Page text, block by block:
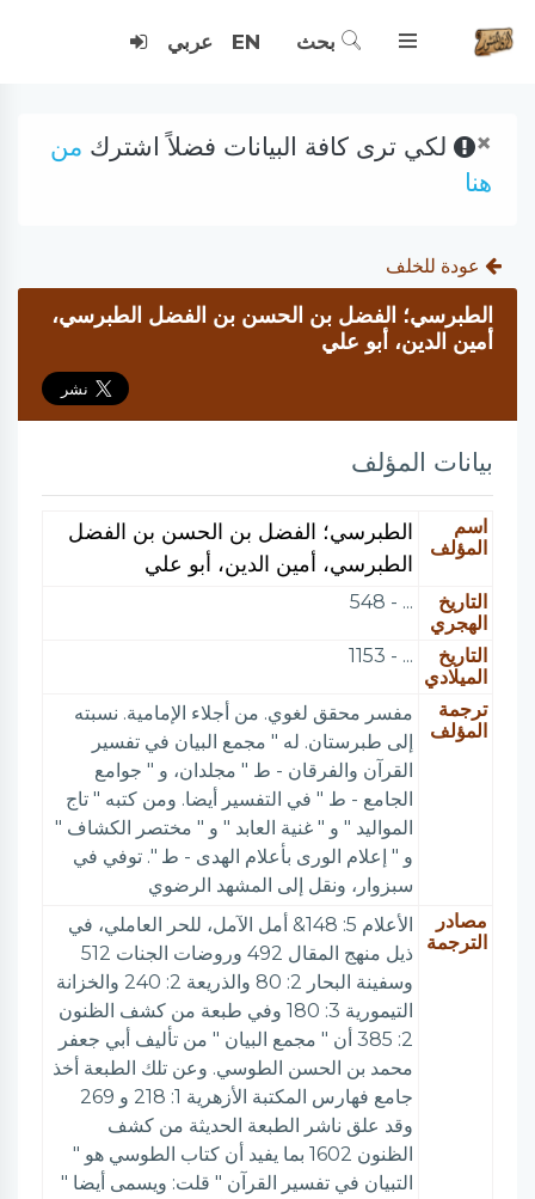
بحث EN عربي
× لكي ترى كافة البيانات فضلاً اشترك من
هنا
عودة للخلف
الطبرسي؛ الفضل بن الحسن بن الفضل الطبرسي،
أمين الدين، أبو علي
بيانات المؤلف
اسم
المؤلف
الطبرسي؛ الفضل بن الحسن بن الفضل
الطبرسي، أمين الدين، أبو علي
التاريخ
الهجري
... - 548
التاريخ
الميلادي
... - 1153
ترجمة
المؤلف
مفسر محقق لغوي. من أجلاء الإمامية. نسبته
إلى طبرستان. له " مجمع البيان في تفسير
القرآن والفرقان - ط " مجلدان، و " جوامع
الجامع - ط " في التفسير أيضا. ومن كتبه " تاج
المواليد " و " غنية العابد " و " مختصر الكشاف "
و " إعلام الورى بأعلام الهدى - ط ". توفي في
سبزوار، ونقل إلى المشهد الرضوي
مصادر
الترجمة
الأعلام 5: 148& أمل الآمل، للحر العاملي، في
ذيل منهج المقال 492 وروضات الجنات 512
وسفينة البحار 2: 80 والذريعة 2: 240 والخزانة
التيمورية 3: 180 وفي طبعة من كشف الظنون
2: 385 أن " مجمع البيان " من تأليف أبي جعفر
محمد بن الحسن الطوسي. وعن تلك الطبعة أخذ
جامع فهارس المكتبة الأزهرية 1: 218 و 269
وقد علق ناشر الطبعة الحديثة من كشف
الظنون 1602 بما يفيد أن كتاب الطوسي هو "
التبيان في تفسير القرآن " قلت: ويسمى أيضا "